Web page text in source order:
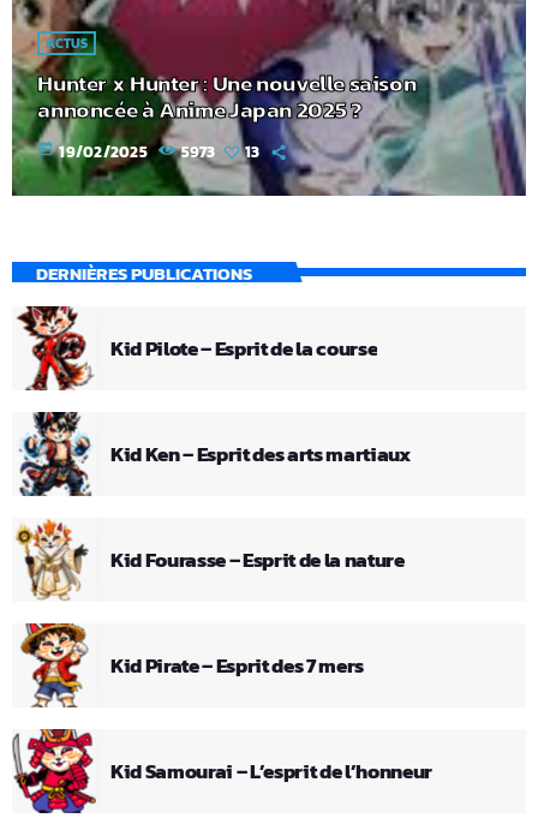
ACTUS
Hunter x Hunter : Une nouvelle saison
annoncée à Anime Japan 2025 ?
today 19/02/2025 5973 13
DERNIÈRES PUBLICATIONS
Kid Pilote – Esprit de la course
Kid Ken – Esprit des arts martiaux
Kid Fourasse – Esprit de la nature
Kid Pirate – Esprit des 7 mers
Kid Samourai – L’esprit de l’honneur